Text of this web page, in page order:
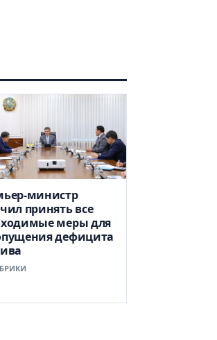
министр
принять все
меры для
дефицита